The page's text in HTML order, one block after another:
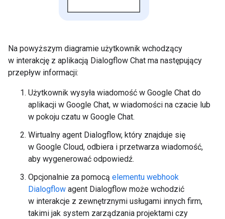
Na powyższym diagramie użytkownik wchodzący
w interakcję z aplikacją Dialogflow Chat ma następujący
przepływ informacji:
Użytkownik wysyła wiadomość w Google Chat do
aplikacji w Google Chat, w wiadomości na czacie lub
w pokoju czatu w Google Chat.
Wirtualny agent Dialogflow, który znajduje się
w Google Cloud, odbiera i przetwarza wiadomość,
aby wygenerować odpowiedź.
Opcjonalnie za pomocą elementu webhook
Dialogflow agent Dialogflow może wchodzić
w interakcje z zewnętrznymi usługami innych firm,
takimi jak system zarządzania projektami czy